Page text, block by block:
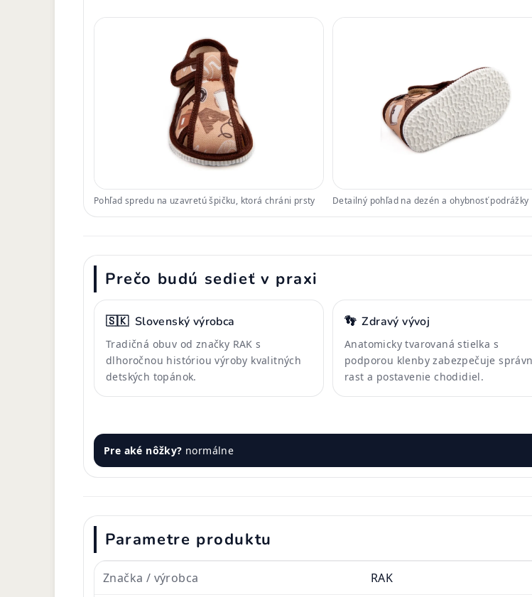
Pohľad spredu na uzavretú špičku, ktorá chráni prsty Detailný pohľad na dezén a ohybnosť podrážky
Prečo budú sedieť v praxi
🇸🇰 Slovenský výrobca
Tradičná obuv od značky RAK s
dlhoročnou históriou výroby kvalitných
detských topánok.
👣 Zdravý vývoj
Anatomicky tvarovaná stielka s
podporou klenby zabezpečuje
rast a postavenie chodidiel.
Pre aké nôžky? normálne
Parametre produktu
Značka / výrobca RAK